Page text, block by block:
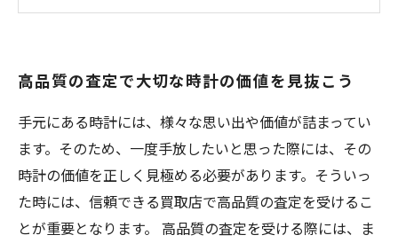
ント
高品質の査定で大切な時計の価値を見抜こう
手元にある時計には、様々な思い出や価値が詰まってい
ます。そのため、一度手放したいと思った際には、その
時計の価値を正しく見極める必要があります。そういっ
た時には、信頼できる買取店で高品質の査定を受けるこ
とが重要となります。 高品質の査定を受ける際には、ま